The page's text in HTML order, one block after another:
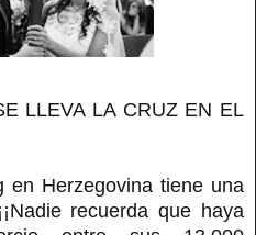
LLEVA LA CRUZ EN EL
en Herzegovina tiene una
recuerda que haya